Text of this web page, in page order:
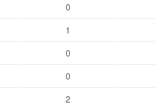
0
1
0
0
2